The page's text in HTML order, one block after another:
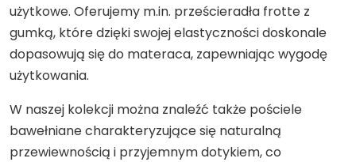
użytkowe. Oferujemy m.in. prześcieradła frotte z
gumką, które dzięki swojej elastyczności doskonale
dopasowują się do materaca, zapewniając wygodę
użytkowania.
W naszej kolekcji można znaleźć także pościele
bawełniane charakteryzujące się naturalną
przewiewnością i przyjemnym dotykiem, co